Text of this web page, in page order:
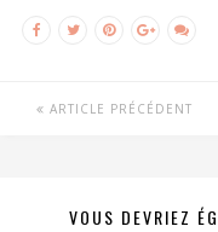
ARTICLE PRÉCÉDENT
VOUS DEVRIEZ